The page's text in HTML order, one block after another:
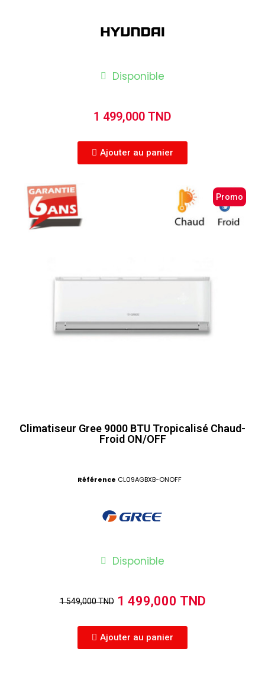
Disponible
1 499,000 TND
Ajouter au panier
Promo
Climatiseur Gree 9000 BTU Tropicalisé Chaud-
Froid ON/OFF
Référence CL09AGBXB-ONOFF
Disponible
1 549,000 TND 1 499,000 TND
Ajouter au panier